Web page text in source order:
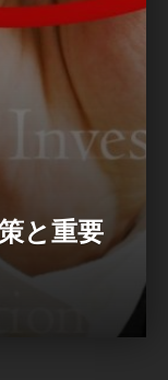
と重要